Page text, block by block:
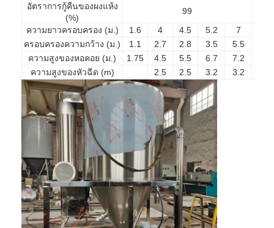
บ้าน
ผลิตภัณฑ์
เกี่ยวกับเรา
อัตราการกู้คืนของผงแห้ง
(%)
99
ความยาวครอบครอง (ม.)
1.6 4 4.5 5.2
7
ครอบครองความกว้าง (ม.)
1.1 2.7 2.8 3.5
5.5
ความสูงของหอคอย (ม.)
1.75 4.5 5.5 6.7
7.2
ความสูงของหัวฉีด (m)
2.5 2.5 3.2 3.2